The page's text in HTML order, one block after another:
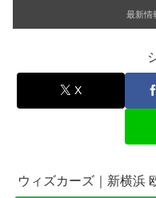
最新情
X
ウィズカーズ｜新横浜